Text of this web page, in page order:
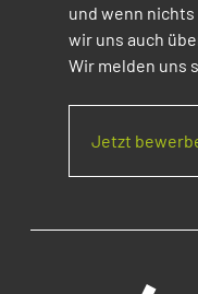
und wenn
wir uns auch
Wir melden uns
Jetzt